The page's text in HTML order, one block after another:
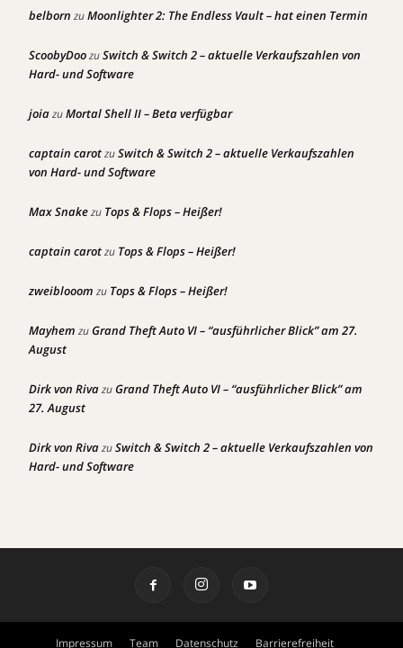
belborn zuMoonlighter 2: The Endless Vault – hat einen Termin
ScoobyDoozuSwitch & Switch 2 – aktuelle Verkaufszahlen von
Hard- und Software
joiazuMortal Shell II – Beta verfügbar
captain carotzuSwitch & Switch 2 – aktuelle Verkaufszahlen
von Hard- und Software
Max Snakezu Tops & Flops – Heißer!
captain carotzu Tops & Flops – Heißer!
zweiblooom zu Tops & Flops – Heißer!
Mayhem zuGrand Theft Auto VI – “ausführlicher Blick” am 27.
August
Dirk von RivazuGrand Theft Auto VI – “ausführlicher Blick” am
27. August
Dirk von RivazuSwitch & Switch 2 – aktuelle Verkaufszahlen von
Hard- und Software
Impressum Team Datenschutz Barrierefreiheit